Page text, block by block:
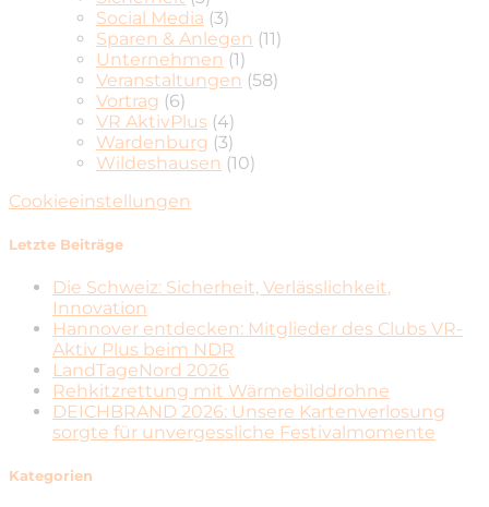
Social Media (3)
Sparen & Anlegen (11)
Unternehmen (1)
Veranstaltungen (58)
Vortrag (6)
VR AktivPlus (4)
Wardenburg (3)
Wildeshausen (10)
Cookieeinstellungen
Letzte Beiträge
Die Schweiz: Sicherheit, Verlässlichkeit,
Innovation
Hannover entdecken: Mitglieder des Clubs VR-
Aktiv Plus beim NDR
LandTageNord 2026
Rehkitzrettung mit Wärmebilddrohne
DEICHBRAND 2026: Unsere Kartenverlosung
sorgte für unvergessliche Festivalmomente
Kategorien